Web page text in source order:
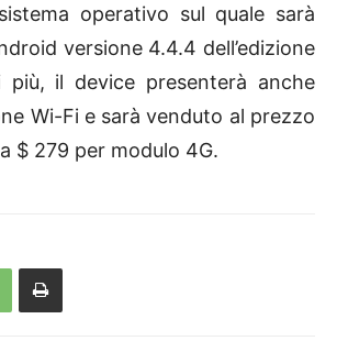
operativo sul quale sarà
versione 4.4.4 dell’edizione
più, il device presenterà anche
Wi-Fi e sarà venduto al prezzo
$ 279 per modulo 4G.